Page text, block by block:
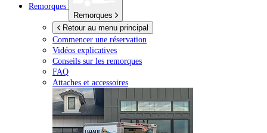
Remorques
Remorques
Retour au menu principal
Commencer une réservation
Vidéos explicatives
Conseils sur les remorques
FAQ
Attaches et accessoires